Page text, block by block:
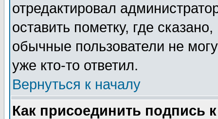
отредактировал
оставить пометку, где
обычные пользователи не
уже кто-то ответил.
Вернуться к началу
Как присоединить подпись